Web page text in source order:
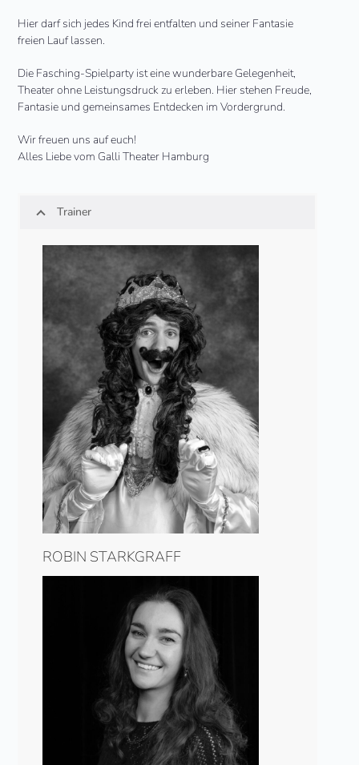
Hier darf sich jedes Kind frei entfalten und seiner Fantasie
freien Lauf lassen.
Die Fasching-Spielparty ist eine wunderbare Gelegenheit,
Theater ohne Leistungsdruck zu erleben. Hier stehen Freude,
Fantasie und gemeinsames Entdecken im Vordergrund.
Wir freuen uns auf euch!
Alles Liebe vom Galli Theater Hamburg
Trainer
ROBIN STARKGRAFF